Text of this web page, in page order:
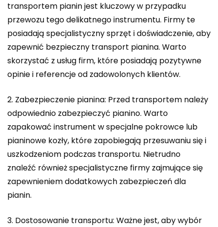
transportem pianin jest kluczowy w przypadku
przewozu tego delikatnego instrumentu. Firmy te
posiadają specjalistyczny sprzęt i doświadczenie, aby
zapewnić bezpieczny transport pianina. Warto
skorzystać z usług firm, które posiadają pozytywne
opinie i referencje od zadowolonych klientów.
2. Zabezpieczenie pianina: Przed transportem należy
odpowiednio zabezpieczyć pianino. Warto
zapakować instrument w specjalne pokrowce lub
pianinowe kozły, które zapobiegają przesuwaniu się i
uszkodzeniom podczas transportu. Nietrudno
znaleźć również specjalistyczne firmy zajmujące się
zapewnieniem dodatkowych zabezpieczeń dla
pianin.
3. Dostosowanie transportu: Ważne jest, aby wybór